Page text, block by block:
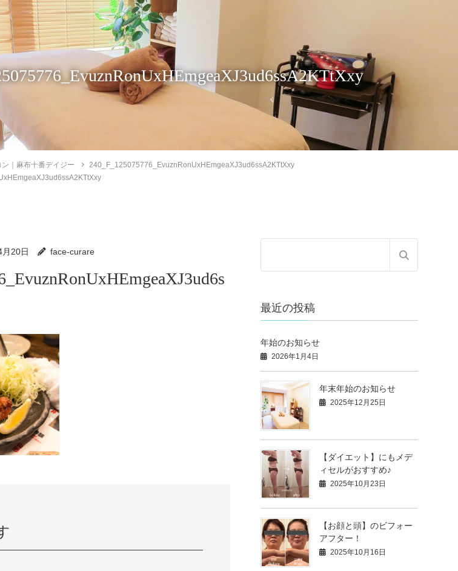
｜麻布十番デイジー
240_F_125075776_EvuznRonUxHEmgeaXJ3ud6ssA2KTtXxy
20日 face-curare
最近の投稿
年始のお知らせ
2026年1月4日
年末年始のお知らせ
2025年12月25日
【ダイエット】にもメデ
ィセルがおすすめ♪
2025年10月23日
【お顔と頭】のビフォー
アフター！
2025年10月16日